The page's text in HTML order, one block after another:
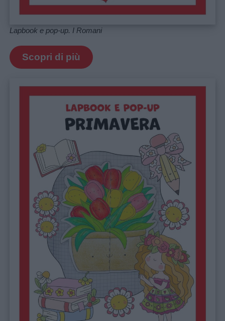
Lapbook e pop-up. I Romani
Scopri di più